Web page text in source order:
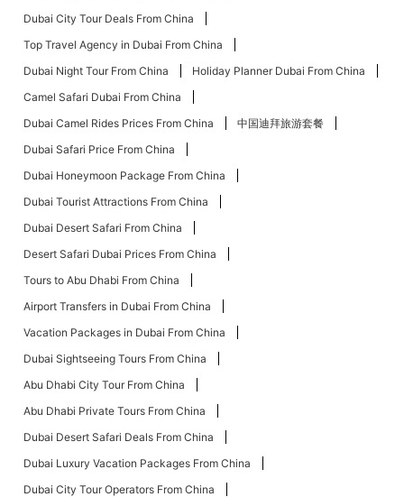
Dubai City Tour Deals From China
Top Travel Agency in Dubai From China
Dubai Night Tour From China
Holiday Planner Dubai From China
Camel Safari Dubai From China
Dubai Camel Rides Prices From China
中国迪拜旅游套餐
Dubai Safari Price From China
Dubai Honeymoon Package From China
Dubai Tourist Attractions From China
Dubai Desert Safari From China
Desert Safari Dubai Prices From China
Tours to Abu Dhabi From China
Airport Transfers in Dubai From China
Vacation Packages in Dubai From China
Dubai Sightseeing Tours From China
Abu Dhabi City Tour From China
Abu Dhabi Private Tours From China
Dubai Desert Safari Deals From China
Dubai Luxury Vacation Packages From China
Dubai City Tour Operators From China